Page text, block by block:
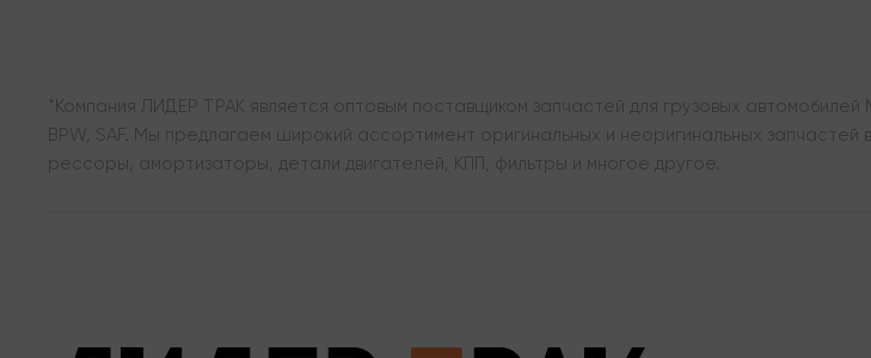
*Компания ЛИДЕР ТРАК является оптовым поставщиком запчастей для грузовых автомобилей
BPW, SAF. Мы предлагаем широкий ассортимент оригинальных и неоригинальных запчастей
рессоры, амортизаторы, детали двигателей, КПП, фильтры и многое другое.